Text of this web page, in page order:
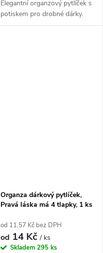
Elegantní organzový pytlíček s
potiskem pro drobné dárky.
Organza dárkový pytlíček,
Pravá láska má 4 tlapky, 1 ks
od 11,57 Kč bez DPH
od 14 Kč/ ks
Skladem 295 ks